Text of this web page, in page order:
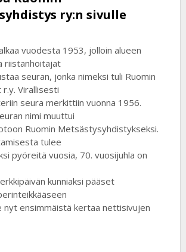
ry:n sivulle
vuodesta 1953, jolloin alueen
riistanhoitajat
seuran, jonka nimeksi tuli Ruomin
Virallisesti
seura merkittiin vuonna 1956.
nimi muuttui
Ruomin Metsästysyhdistykseksi.
tulee
pyöreitä vuosia, 70. vuosijuhla on
kunniaksi pääset
nyt ensimmäistä kertaa nettisivujen